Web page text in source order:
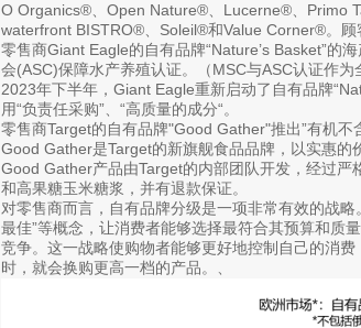
O Organics®、Open Nature®、Lucerne®、Primo
waterfront BISTRO®、Soleil®和Value Corner®。顾
零售商Giant Eagle的自有品牌“Nature’s Basket”的
会(ASC)保障水产养殖认证。（MSC与ASC认证作为
2023年下半年，Giant Eagle重新启动了自有品牌
用“负责任采购”、“高质量的成分“。
零售商Target的自有品牌"Good Gather"推出”有机不
Good Gather是Target的新旗舰食品品牌，以实惠的
Good Gather产品由Target的内部团队开发，经过
和高果糖玉米糖浆，并有退款保证。
对零售商而言，自有品牌分级是一项非常有效的战略
最佳”等概念，让消费者能够选择最符合其预算和质
竞争。这一战略使购物者能够更好地控制自己的消
时，就会换购更高一档的产品。、